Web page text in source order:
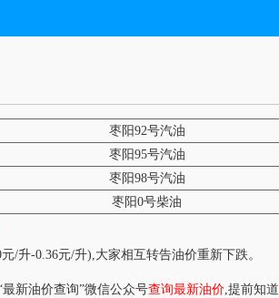
枣阳92号汽油
枣阳95号汽油
枣阳98号汽油
枣阳0号柴油
/升-0.36元/升),大家相互转告油价重新下跌。
最新油价查询”微信公众号查询最新油价,提前知道